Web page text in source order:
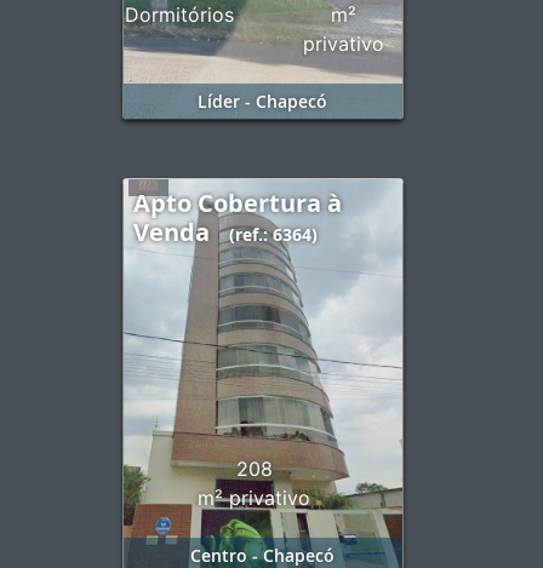
Dormitórios
m²
privativo
Líder - Chapecó
Apto Cobertura à
Venda
(ref.: 6364)
208
m² privativo
Centro - Chapecó